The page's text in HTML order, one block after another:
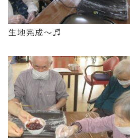
生地完成～♬